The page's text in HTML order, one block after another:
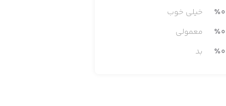
stored, yet accessible for all
٪0
خیلی خوب
٪0
معمولی
٪0 بد